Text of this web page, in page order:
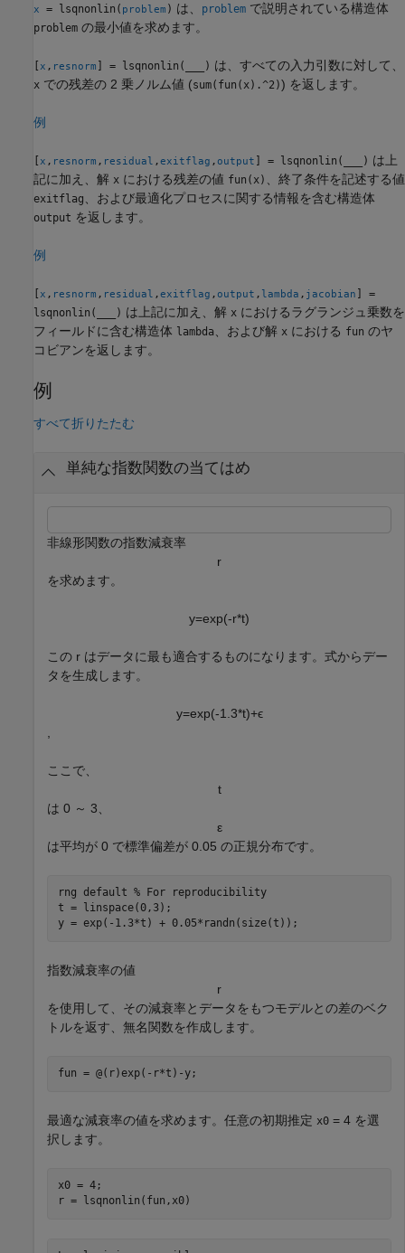
x = lsqnonlin( problem ) は、 problem で説明されている構造体
problem の最小値を求めます。
x , resnorm ] = lsqnonlin( ) は、すべての入力引数に対して、
x での残差の 2 乗ノルム値 (sum(fun(x).^2)) を返します。
例
x , resnorm , residual ,exitflag ,output ] = lsqnonlin( ) は上
記に加え、解 x における残差の値 fun(x) 、終了条件を記述する値
exitflag 、および最適化プロセスに関する情報を含む構造体
output を返します。
例
x , resnorm , residual ,exitflag ,output , lambda , jacobian
] =
lsqnonlin(
) は上記に加え、解 x におけるラグランジュ乗数を
フィールドに含む構造体 lambda 、および解 x における fun のヤ
コビアンを返します。
例
すべて折りたたむ
単純な指数関数の当てはめ
非線形関数の指数減衰率
r
を求めます。
y=exp(-r*t)
この r はデータに最も適合するものになります。式からデー
タを生成します。
y=exp(-1 3*t)+ϵ
ここで、
t
は 0 ～ 3、
ε
は平均が 0 で標準偏差が 0.05 の正規分布です。
rng default % For reproducibility
t = linspace(0,3);
y = exp(-1.3*t) + 0.05*randn(size(t));
指数減衰率の値
r
を使用して、その減衰率とデータをもつモデルとの差のベク
トルを返す、無名関数を作成します。
fun = @(r)exp(-r*t)-y;
最適な減衰率の値を求めます。任意の初期推定 x0 = 4 を選
択します。
x0 = 4;
r = lsqnonlin(fun,x0)